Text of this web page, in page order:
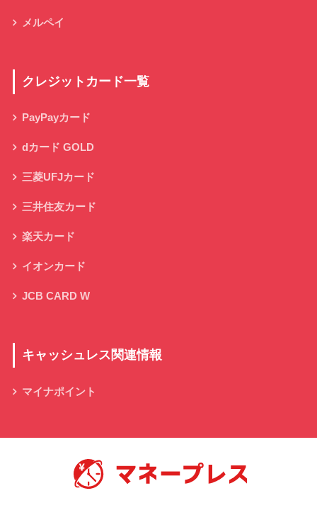
メルペイ
クレジットカード一覧
PayPayカード
dカード GOLD
三菱UFJカード
三井住友カード
楽天カード
イオンカード
JCB CARD W
キャッシュレス関連情報
マイナポイント